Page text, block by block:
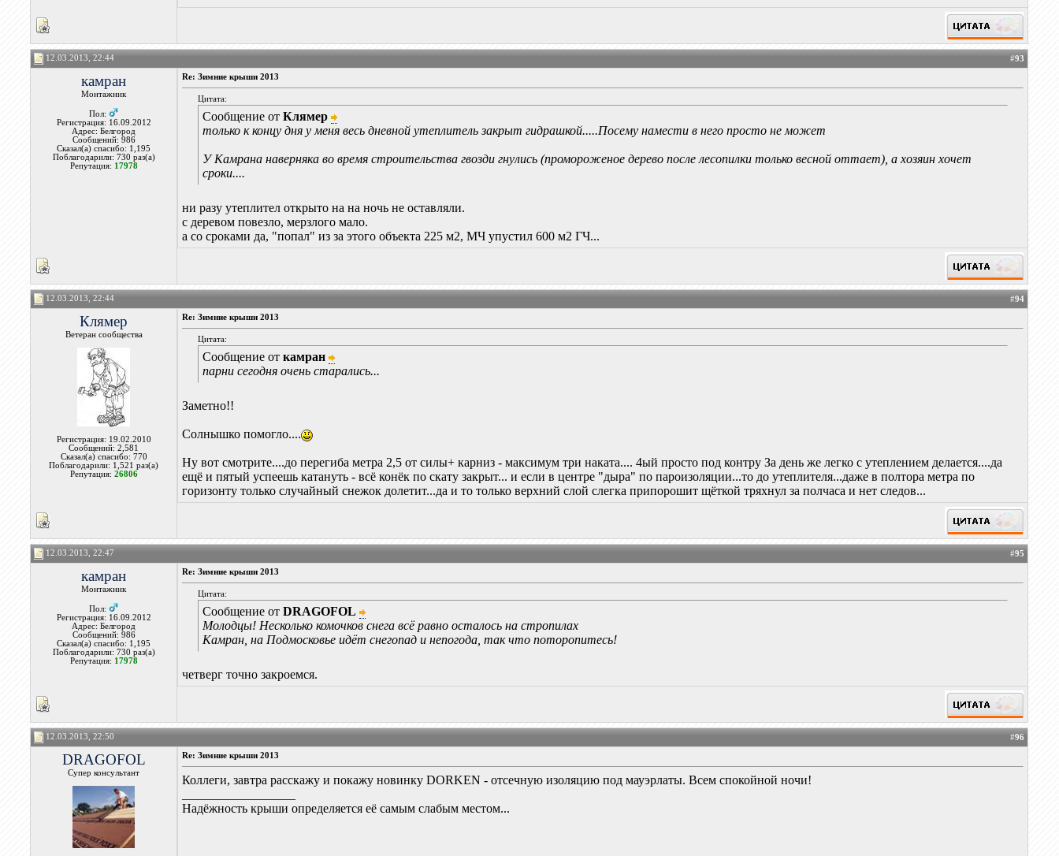
12.03.2013, 22:44 #93
камран
Монтажник
Пол:
Регистрация: 16.09.2012
Адрес: Белгород
Сообщений: 986
Сказал(а) спасибо: 1,195
Поблагодарили: 730 раз(а)
Репутация: 17978
Re: Зимние крыши 2013
Цитата:
Сообщение отКлямер
только к концу дня у меня весь дневной утеплитель закрыт гидрашкой.....Посему намести в него просто не может
У Камрана наверняка во время строительства гвозди гнулись (промороженое дерево после лесопилки только весной оттает), а хозяин хочет
сроки....
ни разу утеплител открыто на на ночь не оставляли.
с деревом повезло, мерзлого мало.
а со сроками да, "попал" из за этого объекта 225 м2, МЧ упустил 600 м2 ГЧ...
12.03.2013, 22:44 #94
Клямер
Ветеран сообщества
Регистрация: 19.02.2010
Сообщений: 2,581
Сказал(а) спасибо: 770
Поблагодарили: 1,521 раз(а)
Репутация: 26806
Re: Зимние крыши 2013
Цитата:
Сообщение откамран
парни сегодня очень старались...
Заметно!!
Солнышко помогло....
Ну вот смотрите....до перегиба метра 2,5 от силы+ карниз - максимум три наката.... 4ый просто под контру За день же легко с утеплением делается....да
ещё и пятый успеешь катануть - всё конёк по скату закрыт... и если в центре "дыра" по пароизоляции...то до утеплителя...даже в полтора метра по
горизонту только случайный снежок долетит...да и то только верхний слой слегка припорошит щёткой тряхнул за полчаса и нет следов...
12.03.2013, 22:47 #95
камран
Монтажник
Пол:
Регистрация: 16.09.2012
Адрес: Белгород
Сообщений: 986
Сказал(а) спасибо: 1,195
Поблагодарили: 730 раз(а)
Репутация: 17978
Re: Зимние крыши 2013
Цитата:
Сообщение отDRAGOFOL
Молодцы! Несколько комочков снега всё равно осталось на стропилах
Камран, на Подмосковье идёт снегопад и непогода, так что поторопитесь!
четверг точно закроемся.
12.03.2013, 22:50 #96
DRAGOFOL
Супер консультант
Re: Зимние крыши 2013
Коллеги, завтра расскажу и покажу новинку DORKEN - отсечную изоляцию под мауэрлаты. Всем спокойной ночи!
Надёжность крыши определяется её самым слабым местом...